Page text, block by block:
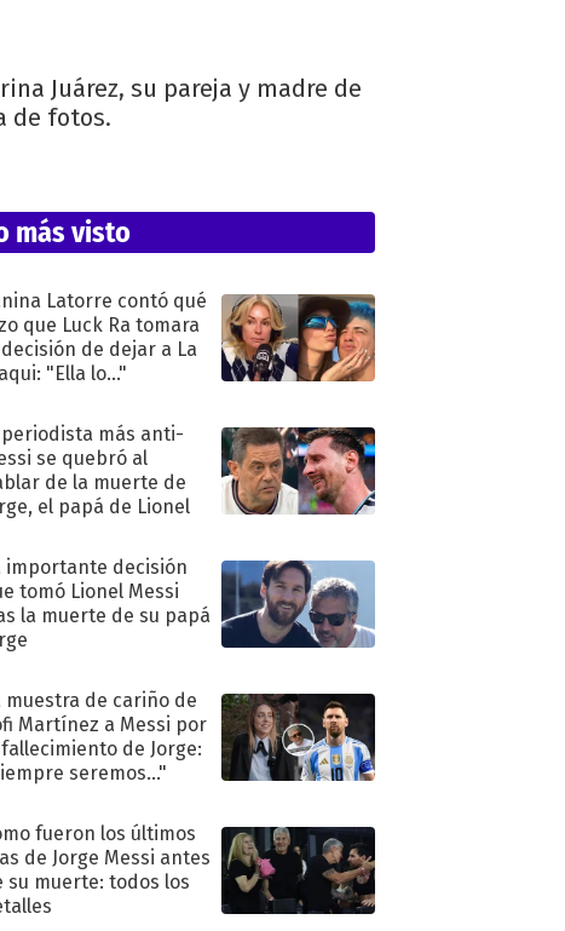
Juárez, su pareja y madre de
de fotos.
más visto
Latorre contó qué
que Luck Ra tomara
de dejar a La
"Ella lo..."
periodista más anti-
se quebró al
de la muerte de
el papá de Lionel
importante decisión
tomó Lionel Messi
la muerte de su papá
muestra de cariño de
Martínez a Messi por
de Jorge:
seremos..."
fueron los últimos
de Jorge Messi antes
su muerte: todos los